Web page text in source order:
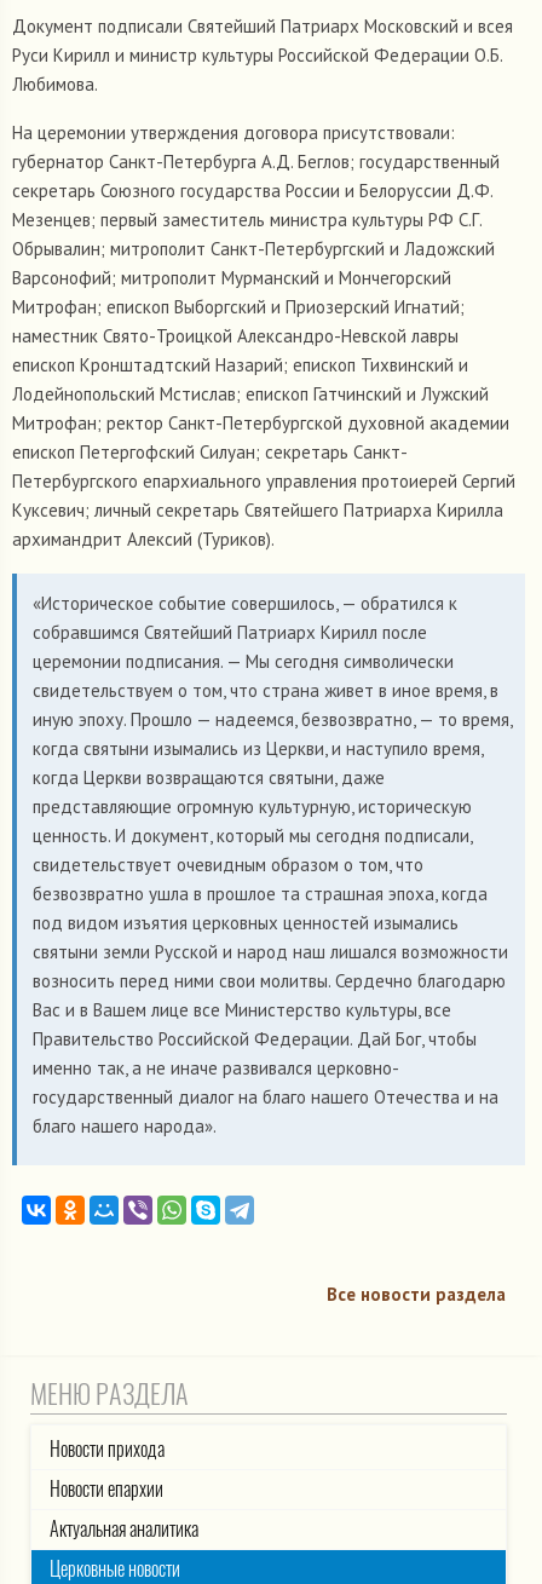
Документ подписали Святейший Патриарх Московский и всея
Руси Кирилл и министр культуры Российской Федерации О.Б.
Любимова.
На церемонии утверждения договора присутствовали:
губернатор Санкт-Петербурга А.Д. Беглов; государственный
секретарь Союзного государства России и Белоруссии Д.Ф.
Мезенцев; первый заместитель министра культуры РФ С.Г.
Обрывалин; митрополит Санкт-Петербургский и Ладожский
Варсонофий; митрополит Мурманский и Мончегорский
Митрофан; епископ Выборгский и Приозерский Игнатий;
наместник Свято-Троицкой Александро-Невской лавры
епископ Кронштадтский Назарий; епископ Тихвинский и
Лодейнопольский Мстислав; епископ Гатчинский и Лужский
Митрофан; ректор Санкт-Петербургской духовной академии
епископ Петергофский Силуан; секретарь Санкт-
Петербургского епархиального управления протоиерей Сергий
Куксевич; личный секретарь Святейшего Патриарха Кирилла
архимандрит Алексий (Туриков).
«Историческое событие совершилось, — обратился к
собравшимся Святейший Патриарх Кирилл после
церемонии подписания. — Мы сегодня символически
свидетельствуем о том, что страна живет в иное время, в
иную эпоху. Прошло — надеемся, безвозвратно, — то время,
когда святыни изымались из Церкви, и наступило время,
когда Церкви возвращаются святыни, даже
представляющие огромную культурную, историческую
ценность. И документ, который мы сегодня подписали,
свидетельствует очевидным образом о том, что
безвозвратно ушла в прошлое та страшная эпоха, когда
под видом изъятия церковных ценностей изымались
святыни земли Русской и народ наш лишался возможности
возносить перед ними свои молитвы. Сердечно благодарю
Вас и в Вашем лице все Министерство культуры, все
Правительство Российской Федерации. Дай Бог, чтобы
именно так, а не иначе развивался церковно-
государственный диалог на благо нашего Отечества и на
благо нашего народа».
Все новости раздела
МЕНЮ РАЗДЕЛА
Новости прихода
Новости епархии
Актуальная аналитика
Церковные новости